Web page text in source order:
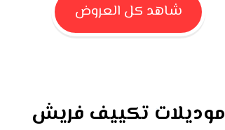
شاهد كل العروض
موديلات تكييف فريش